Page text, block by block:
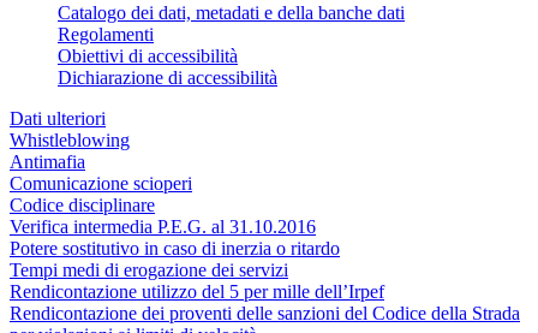
Catalogo dei dati, metadati e della banche dati
Regolamenti
Obiettivi di accessibilità
Dichiarazione di accessibilità
Dati ulteriori
Whistleblowing
Antimafia
Comunicazione scioperi
Codice disciplinare
Verifica intermedia P.E.G. al 31.10.2016
Potere sostitutivo in caso di inerzia o ritardo
Tempi medi di erogazione dei servizi
Rendicontazione utilizzo del 5 per mille dell’Irpef
Rendicontazione dei proventi delle sanzioni del Codice della Strada